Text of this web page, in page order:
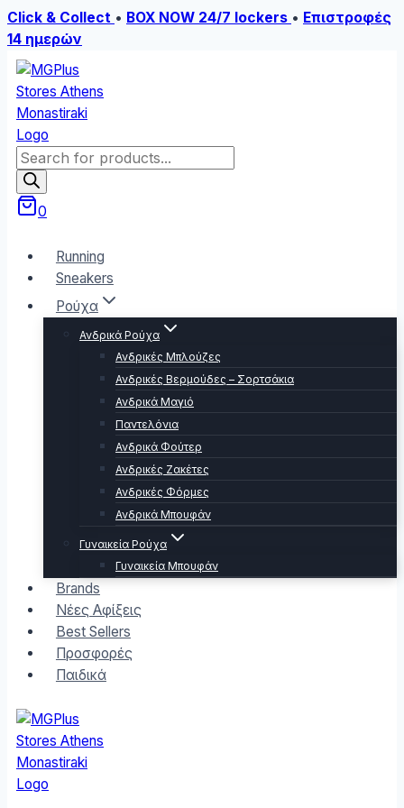
Click & Collect • BOX NOW 24/7 lockers • Επιστροφές
14 ημερών
Skip
to
content
Products
search
0
Running
Sneakers
Ρούχα
Ανδρικά Ρούχα
Ανδρικές Μπλούζες
Ανδρικές Βερμούδες – Σορτσάκια
Ανδρικά Μαγιό
Παντελόνια
Ανδρικά Φούτερ
Ανδρικές Ζακέτες
Ανδρικές Φόρμες
Ανδρικά Μπουφάν
Γυναικεία Ρούχα
Γυναικεία Μπουφάν
Brands
Νέες Αφίξεις
Best Sellers
Προσφορές
Παιδικά